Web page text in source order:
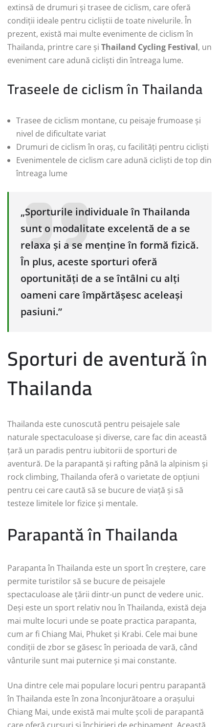
extinsă de drumuri și trasee de ciclism, care oferă
condiții ideale pentru cicliștii de toate nivelurile. În
prezent, există mai multe evenimente de ciclism în
Thailanda, printre care și Thailand Cycling Festival, un
eveniment care adună cicliști din întreaga lume.
Traseele de ciclism în Thailanda
Trasee de ciclism montane, cu peisaje frumoase și
nivel de dificultate variat
Drumuri de ciclism în oraș, cu facilități pentru cicliști
Evenimentele de ciclism care adună cicliști de top din
întreaga lume
„Sporturile individuale în Thailanda
sunt o modalitate excelentă de a se
relaxa și a se menține în formă fizică.
În plus, aceste sporturi oferă
oportunități de a se întâlni cu alți
oameni care împărtășesc aceleași
pasiuni.”
Sporturi de aventură în
Thailanda
Thailanda este cunoscută pentru peisajele sale
naturale spectaculoase și diverse, care fac din această
țară un paradis pentru iubitorii de sporturi de
aventură. De la parapantă și rafting până la alpinism și
rock climbing, Thailanda oferă o varietate de opțiuni
pentru cei care caută să se bucure de viață și să
testeze limitele lor fizice și mentale.
Parapantă în Thailanda
Parapanta în Thailanda este un sport în creștere, care
permite turistilor să se bucure de peisajele
spectaculoase ale țării dintr-un punct de vedere unic.
Deși este un sport relativ nou în Thailanda, există deja
mai multe locuri unde se poate practica parapanta,
cum ar fi Chiang Mai, Phuket și Krabi. Cele mai bune
condiții de zbor se găsesc în perioada de vară, când
vânturile sunt mai puternice și mai constante.
Una dintre cele mai populare locuri pentru parapantă
în Thailanda este în zona înconjurătoare a orașului
Chiang Mai, unde există mai multe școli de parapantă